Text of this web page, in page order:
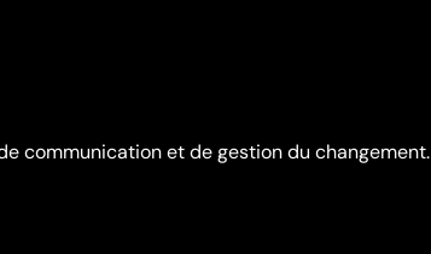
communication et de gestion du changement.